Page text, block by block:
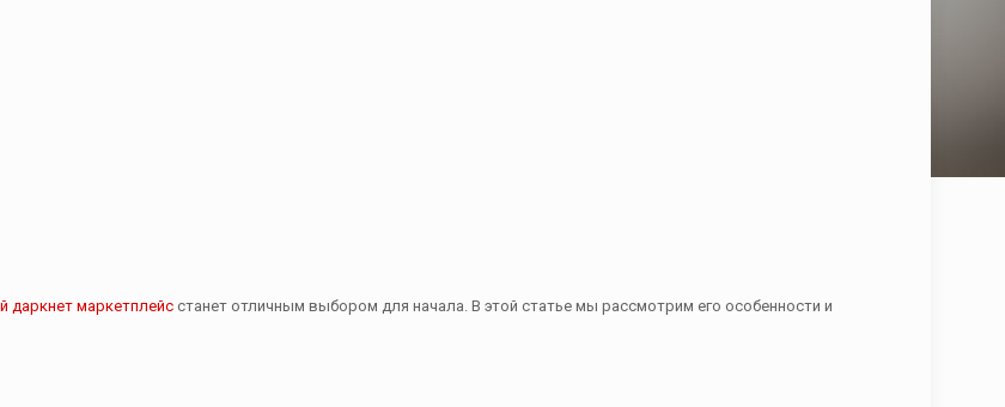
даркнет маркетплейс станет отличным выбором для начала. В этой статье мы рассмотрим его особенности и